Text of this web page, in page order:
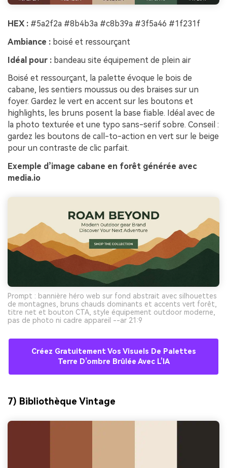
HEX : #5a2f2a #8b4b3a #c8b39a #3f5a46 #1f231f
Ambiance : boisé et ressourçant
Idéal pour : bandeau site équipement de plein air
Boisé et ressourçant, la palette évoque le bois de
cabane, les sentiers moussus ou des braises sur un
foyer. Gardez le vert en accent sur les boutons et
highlights, les bruns posent la base fiable. Idéal avec de
la photo texturée et une typo sans-serif sobre. Conseil :
gardez les boutons de call-to-action en vert sur le beige
pour un contraste de clic parfait.
Exemple d’image cabane en forêt générée avec
media.io
Prompt : bannière héro web sur fond abstrait avec silhouettes
de montagnes, bruns chauds dominants et accents vert forêt,
titre net et bouton CTA, style équipement outdoor moderne,
pas de photo ni cadre appareil --ar 21:9
Créez Gratuitement Vos Visuels De Palettes
Terre D’ombre Brûlée Avec L’IA
7) Bibliothèque Vintage